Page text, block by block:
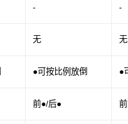
- -
无 无
●可按比例放倒 ●
前●/后●